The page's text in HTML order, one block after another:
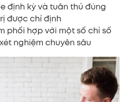
định kỳ và tuân thủ đúng
được chỉ định
phối hợp với một số chỉ số
nghiệm chuyên sâu